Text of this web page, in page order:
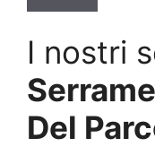
I nostri
Del